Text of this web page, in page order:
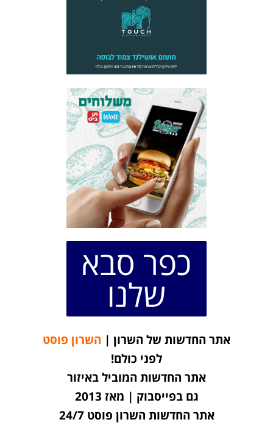
כפר סבא
שלנו
החדשות של השרון |השרון פוסט
אתר החדשות המוביל באיזור
גם בפייסבוק | מאז 2013
אתר החדשות השרון פוסט 24/7